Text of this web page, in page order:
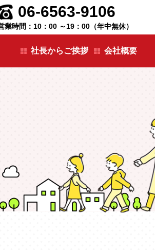
社長からご挨拶 会社概要
06-6563-9106
業時間：10：00 ～19：00（年中無休）